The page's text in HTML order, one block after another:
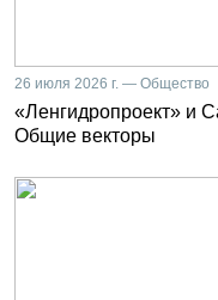
26 июля 2026 г. — Общество
«Ленгидропроект» и
Общие векторы